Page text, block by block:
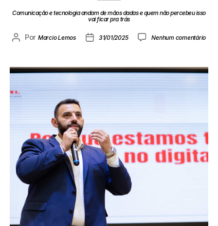
Comunicação e tecnologia andam de mãos dadas e quem não percebeu isso
vai ficar pra trás
Por Marcio Lemos 31/01/2025 Nenhum comentário